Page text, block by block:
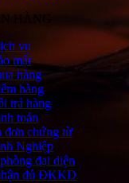
HÀNG
vụ
mật
hàng
hàng
trả hàng
toán
đơn chứng từ
Nghiệp
đại diện
đủ ĐKKD